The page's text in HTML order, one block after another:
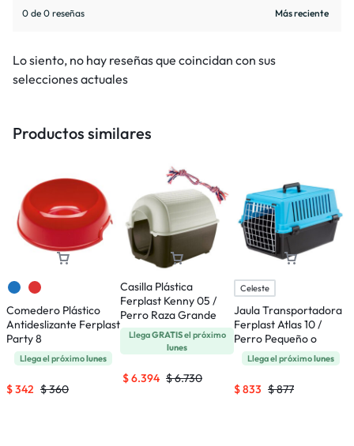
0 de 0 reseñas
Lo siento, no hay reseñas que coincidan con sus
selecciones actuales
Productos similares
Comedero Plástico
Antideslizante Ferplast
Party 8
Llega el próximolunes
$360
$342
Casilla Plástica
Ferplast Kenny 05 /
Perro Raza Grande
LlegaGRATISel próximo
lunes
$6.730
$6.394
Celeste
Jaula Transportadora
Ferplast Atlas 10 /
Perro Pequeño o
Gatos
Llega el próximolunes
$877
$833